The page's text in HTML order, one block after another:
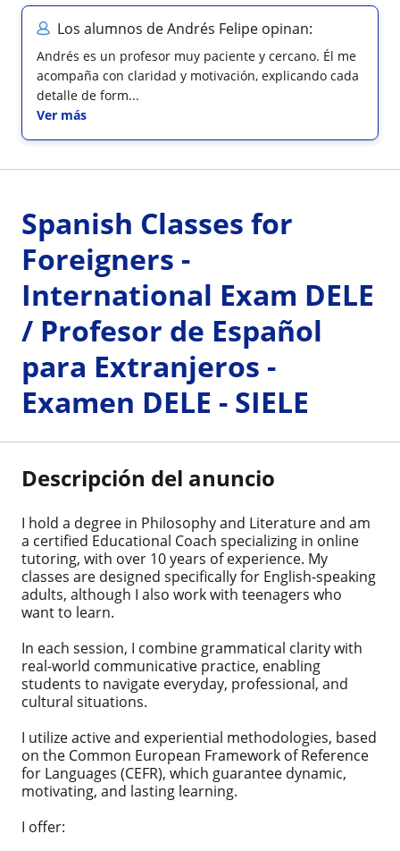
Los alumnos de Andrés Felipe opinan:
Andrés es un profesor muy paciente y cercano. Él me
acompaña con claridad y motivación, explicando cada
detalle de form...
Ver más
Spanish Classes for
Foreigners -
International Exam DELE
/ Profesor de Español
para Extranjeros -
Examen DELE - SIELE
Descripción del anuncio
I hold a degree in Philosophy and Literature and am
a certified Educational Coach specializing in online
tutoring, with over 10 years of experience. My
classes are designed specifically for English-speaking
adults, although I also work with teenagers who
want to learn.
In each session, I combine grammatical clarity with
real-world communicative practice, enabling
students to navigate everyday, professional, and
cultural situations.
I utilize active and experiential methodologies, based
on the Common European Framework of Reference
for Languages ​​(CEFR), which guarantee dynamic,
motivating, and lasting learning.
I offer: